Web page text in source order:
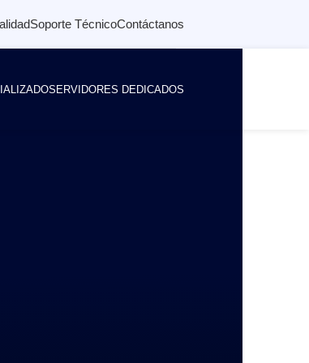
Soporte TécnicoContáctanos
SERVIDORES DEDICADOS